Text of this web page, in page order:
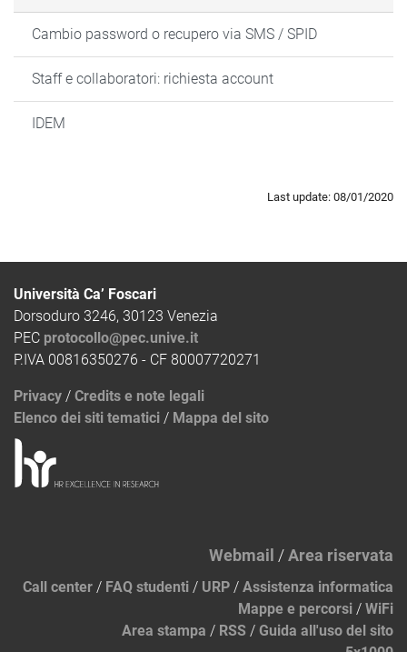
Cambio password o recupero via SMS / SPID
Staff e collaboratori: richiesta account
IDEM
Last update: 08/01/2020
Università Ca’ Foscari
Dorsoduro 3246, 30123 Venezia
PEC protocollo@pec.unive.it
P.IVA 00816350276 - CF 80007720271
Privacy / Credits e note legali
Elenco dei siti tematici / Mappa del sito
Webmail /Area riservata
Call center / FAQ studenti / URP / Assistenza informatica
Mappe e percorsi / WiFi
Area stampa / RSS / Guida all'uso del sito